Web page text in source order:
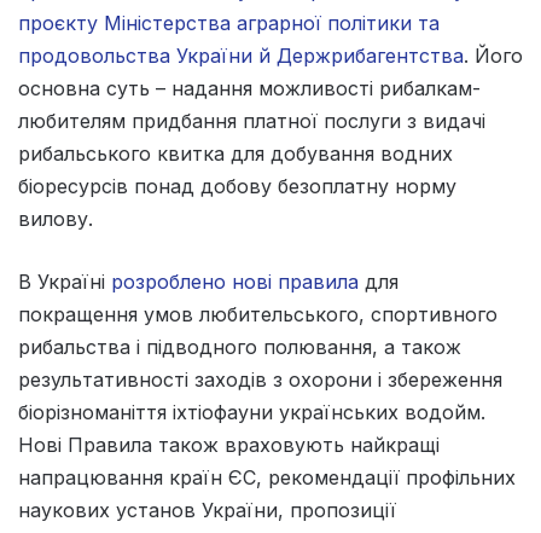
проєкту Міністерства аграрної політики та
продовольства України й Держрибагентства. Його
основна суть – надання можливості рибалкам-
любителям придбання платної послуги з видачі
рибальського квитка для добування водних
біоресурсів понад добову безоплатну норму
вилову.
В Україні розроблено нові правила для
покращення умов любительського, спортивного
рибальства і підводного полювання, а також
результативності заходів з охорони і збереження
біорізноманіття іхтіофауни українських водойм.
Нові Правила також враховують найкращі
напрацювання країн ЄС, рекомендації профільних
наукових установ України, пропозиції